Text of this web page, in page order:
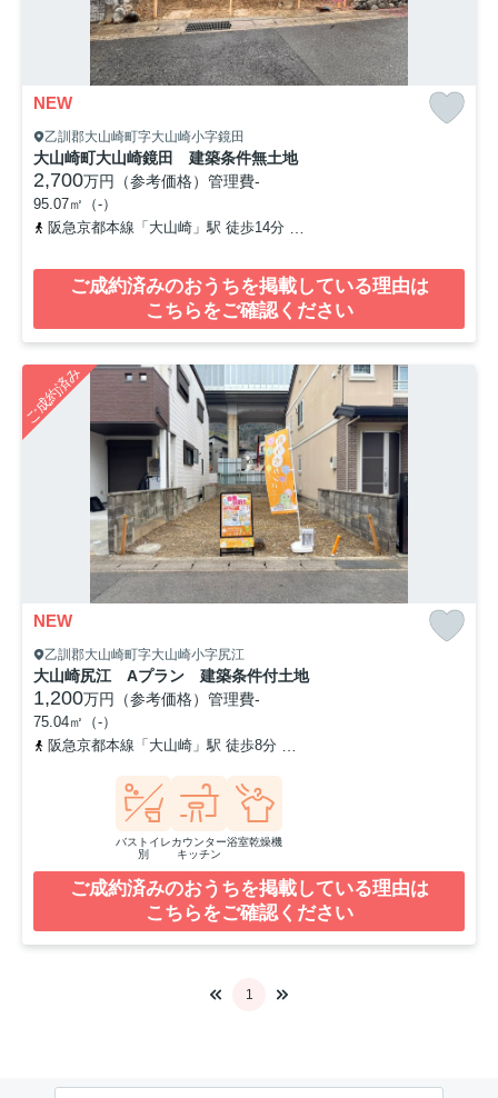
NEW
乙訓郡大山崎町字大山崎小字鏡田
大山崎町大山崎鏡田 建築条件無土地
2,700万円（参考価格） 管理費-
95.07㎡（-）
阪急京都本線「大山崎」駅 徒歩14分
ご成約済みのおうちを掲載している理由は
こちらをご確認ください
ご成約済み
NEW
乙訓郡大山崎町字大山崎小字尻江
大山崎尻江 Aプラン 建築条件付土地
1,200万円（参考価格） 管理費-
75.04㎡（-）
阪急京都本線「大山崎」駅 徒歩8分
バストイレ
別
カウンター
キッチン
浴室乾燥機
ご成約済みのおうちを掲載している理由は
こちらをご確認ください
1